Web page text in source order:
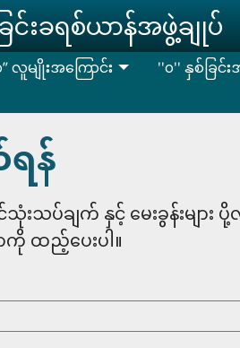
စ်ခြင်းခရစ်ယာန်အဖွဲ့ချုပ်
” လူမျိုးအကြောင်း ''၀'' နှစ်ခြင်
န်
းသပ်ချက် နှင့် မေးခွန်းမျာ
ကို ထည့်ပေးပါ။